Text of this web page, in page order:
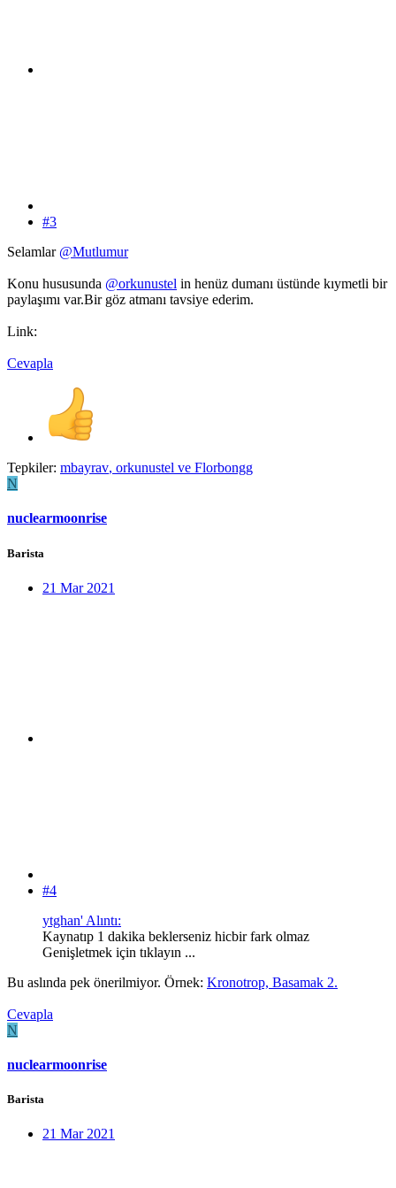
#3
Selamlar @Mutlumur
Konu hususunda @orkunustel in henüz dumanı üstünde kıymetli bir
paylaşımı var.Bir göz atmanı tavsiye ederim.
Link:
Cevapla
Tepkiler: mbayrav, orkunustel ve Florbongg
N
nuclearmoonrise
Barista
21 Mar 2021
#4
ytghan' Alıntı:
Kaynatıp 1 dakika beklerseniz hicbir fark olmaz
Genişletmek için tıklayın ...
Bu aslında pek önerilmiyor. Örnek: Kronotrop, Basamak 2.
Cevapla
N
nuclearmoonrise
Barista
21 Mar 2021